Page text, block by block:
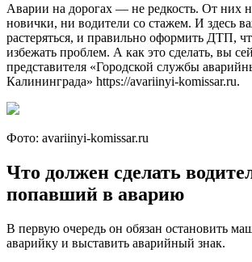
Аварии на дорогах — не редкость. От них
новички, ни водители со стажем. И здесь
растеряться, и правильно оформить ДТП,
избежать проблем. А как это сделать, вы
представителя «Городской службы
Калининграда» https://avariinyi-komissar.ru.
Фото: avariinyi-komissar.ru
Что должен сделать
попавший в аварию
В первую очередь он обязан остановить
аварийку и выставить аварийный знак.